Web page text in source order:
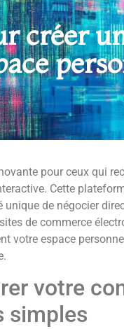
créer
pour ceux qui
Cette
de négocier
de commerce
votre espace
votre
simples